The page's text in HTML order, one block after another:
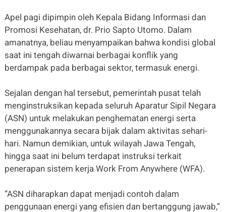
Apel pagi dipimpin oleh Kepala Bidang Informasi dan
Promosi Kesehatan, dr. Prio Sapto Utomo. Dalam
amanatnya, beliau menyampaikan bahwa kondisi global
saat ini tengah diwarnai berbagai konflik yang
berdampak pada berbagai sektor, termasuk energi.
Sejalan dengan hal tersebut, pemerintah pusat telah
menginstruksikan kepada seluruh Aparatur Sipil Negara
(ASN) untuk melakukan penghematan energi serta
menggunakannya secara bijak dalam aktivitas sehari-
hari. Namun demikian, untuk wilayah Jawa Tengah,
hingga saat ini belum terdapat instruksi terkait
penerapan sistem kerja Work From Anywhere (WFA).
“ASN diharapkan dapat menjadi contoh dalam
penggunaan energi yang efisien dan bertanggung jawab,”